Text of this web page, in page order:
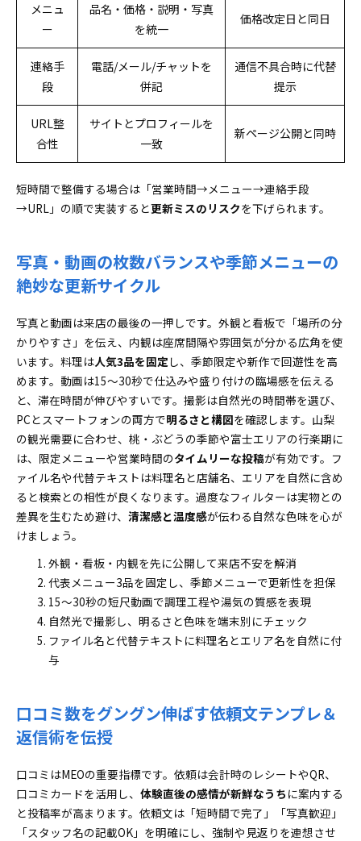
メニュ
ー
品名・価格・説明・写真
を統一
価格改定日と同日
連絡手
段
電話/メール/チャットを
併記
通信不具合時に代替
提示
URL整
合性
サイトとプロフィールを
一致
新ページ公開と同時
短時間で整備する場合は「営業時間→メニュー→連絡手段
→URL」の順で実装すると更新ミスのリスクを下げられます。
写真・動画の枚数バランスや季節メニューの
絶妙な更新サイクル
写真と動画は来店の最後の一押しです。外観と看板で「場所の分
かりやすさ」を伝え、内観は座席間隔や雰囲気が分かる広角を使
います。料理は人気3品を固定し、季節限定や新作で回遊性を高
めます。動画は15〜30秒で仕込みや盛り付けの臨場感を伝える
と、滞在時間が伸びやすいです。撮影は自然光の時間帯を選び、
PCとスマートフォンの両方で明るさと構図を確認します。山梨
の観光需要に合わせ、桃・ぶどうの季節や富士エリアの行楽期に
は、限定メニューや営業時間のタイムリーな投稿が有効です。フ
ァイル名や代替テキストは料理名と店舗名、エリアを自然に含め
ると検索との相性が良くなります。過度なフィルターは実物との
差異を生むため避け、 清潔感と温度感が伝わる自然な色味を心が
けましょう。
外観・看板・内観を先に公開して来店不安を解消
代表メニュー3品を固定し、季節メニューで更新性を担保
15〜30秒の短尺動画で調理工程や湯気の質感を表現
自然光で撮影し、明るさと色味を端末別にチェック
ファイル名と代替テキストに料理名とエリア名を自然に付
与
口コミ数をグングン伸ばす依頼文テンプレ＆
返信術を伝授
口コミはMEOの重要指標です。依頼は会計時のレシートやQR、
口コミカードを活用し、 体験直後の感情が新鮮なうち に案内する
と投稿率が高まります。依頼文は「短時間で完了」「写真歓迎」
「スタッフ名の記載OK」を明確にし、強制や見返りを連想させ